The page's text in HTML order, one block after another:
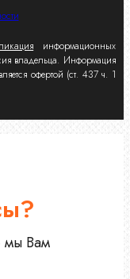
информационных
владельца. Информация
офертой (ст. 437 ч. 1
мы Вам